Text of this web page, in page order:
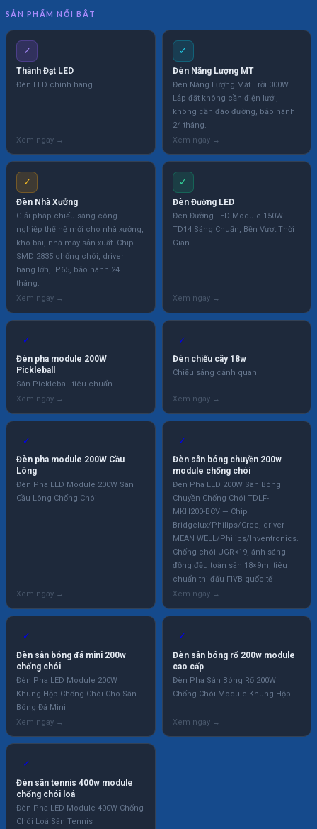
SẢN PHẨM NỔI BẬT
✓
Thành Đạt LED
Đèn LED chính hãng
✓
Đèn Năng Lượng MT
Đèn Năng Lượng Mặt Trời 300W
Lắp đặt không cần điện lưới,
không cần đào đường, bảo hành
24 tháng.
✓
Đèn Nhà Xưởng
Giải pháp chiếu sáng công
nghiệp thế hệ mới cho nhà xưởng,
kho bãi, nhà máy sản xuất. Chip
SMD 2835 chống chói, driver
hãng lớn, IP65, bảo hành 24
tháng.
✓
Đèn Đường LED
Đèn Đường LED Module 150W
TD14 Sáng Chuẩn, Bền Vượt Thời
Gian
✓
Đèn pha module 200W
Pickleball
Sân Pickleball tiêu chuẩn
✓
Đèn chiếu cây 18w
Chiếu sáng cảnh quan
✓
Đèn pha module 200W Cầu
Lông
Đèn Pha LED Module 200W Sân
Cầu Lông Chống Chói
✓
Đèn sân bóng chuyền 200w
module chống chói
Đèn Pha LED 200W Sân Bóng
Chuyền Chống Chói TDLF-
MKH200-BCV — Chip
Bridgelux/Philips/Cree, driver
MEAN WELL/Philips/Inventronics.
Chống chói UGR<19, ánh sáng
đồng đều toàn sân 18×9m, tiêu
chuẩn thi đấu FIVB quốc tế
✓
Đèn sân bóng đá mini 200w
chống chói
Đèn Pha LED Module 200W
Khung Hộp Chống Chói Cho Sân
Bóng Đá Mini
✓
Đèn sân bóng rổ 200w module
cao cấp
Đèn Pha Sân Bóng Rổ 200W
Chống Chói Module Khung Hộp
✓
Đèn sân tennis 400w module
chống chói loá
Đèn Pha LED Module 400W Chống
Chói Loá Sân Tennis